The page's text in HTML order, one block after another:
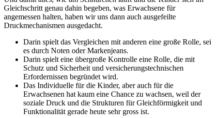
Gleichschritt genau dahin begeben, was Erwachsene für
angemessen halten, haben wir uns dann auch ausgefeilte
Druckmechanismen ausgedacht.
Darin spielt das Vergleichen mit anderen eine große Rolle, sei
es durch Noten oder Markenjeans.
Darin spielt eine übergroße Kontrolle eine Rolle, die mit
Schutz und Sicherheit und versicherungstechnischen
Erfordernissen begründet wird.
Das Individuelle für die Kinder, aber auch für die
Erwachsenen hat kaum eine Chance zu wachsen, weil der
soziale Druck und die Strukturen für Gleichförmigkeit und
Funktionalität gerade heute sehr gross ist.